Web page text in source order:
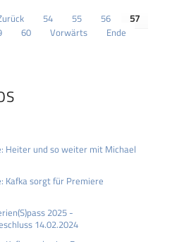
54 55 56
57
60 Vorwärts Ende
Heiter und so weiter mit Michael
Kafka sorgt für Premiere
2025 -
14.02.2024